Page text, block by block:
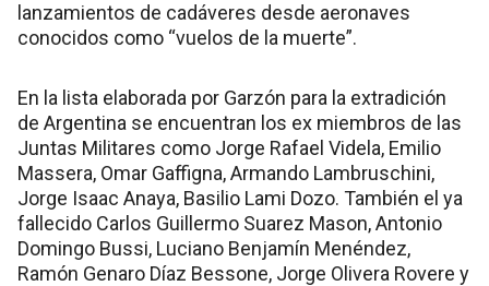
lanzamientos de cadáveres desde aeronaves
conocidos como “vuelos de la muerte”.
En la lista elaborada por Garzón para la extradición
de Argentina se encuentran los ex miembros de las
Juntas Militares como Jorge Rafael Videla, Emilio
Massera, Omar Gaffigna, Armando Lambruschini,
Jorge Isaac Anaya, Basilio Lami Dozo. También el ya
fallecido Carlos Guillermo Suarez Mason, Antonio
Domingo Bussi, Luciano Benjamín Menéndez,
Ramón Genaro Díaz Bessone, Jorge Olivera Rovere y